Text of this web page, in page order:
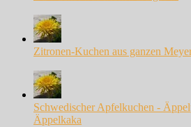
Zitronen-Kuchen aus ganzen
Schwedischer Apfelkuchen -
Äppelkaka